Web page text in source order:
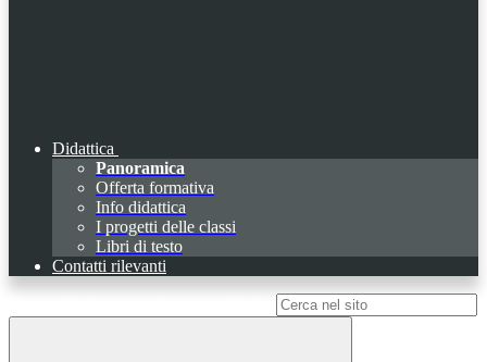
Didattica
Panoramica
Offerta formativa
Info didattica
I progetti delle classi
Libri di testo
Contatti rilevanti